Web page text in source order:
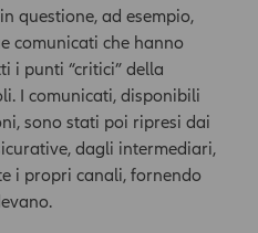
assumono carattere di
assumono valore di
stessi può derivare
parte della Compagnia.
cui fa riferimento l’Area
l'utente; prima di effettuare
pertanto, valutare, in
pubblicate sull’Area
di investimento, della propria
questione, ad esempio,
comunicati che hanno
i punti “critici” della
I comunicati, disponibili
sono stati poi ripresi dai
dagli intermediari,
i propri canali, fornendo